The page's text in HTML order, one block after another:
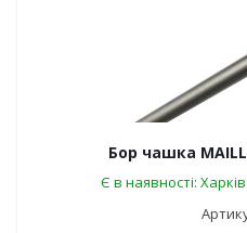
Бор чашка
Є в наявності: Харків